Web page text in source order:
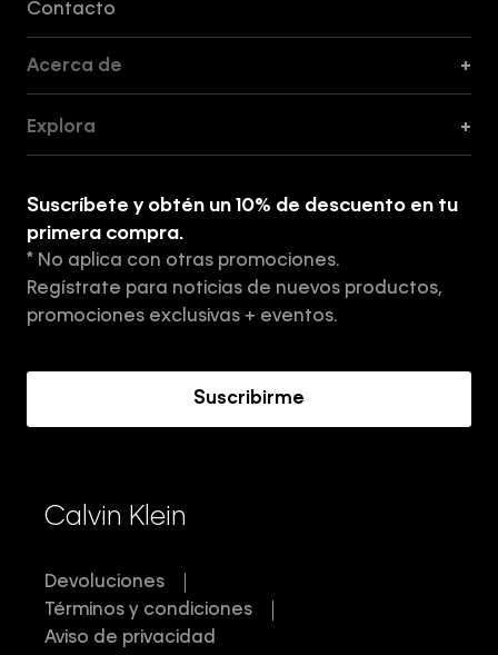
Contacto
Acerca de +
Tiendas
Aviso de privacidad
Términos y Condiciones
Explora +
Suscríbete y obtén un 10% de descuento en tu
primera compra.
* No aplica con otras promociones.
Regístrate para noticias de nuevos productos,
promociones exclusivas + eventos.
Suscribirme
Calvin Klein
Devoluciones
Términos y condiciones
Aviso de privacidad